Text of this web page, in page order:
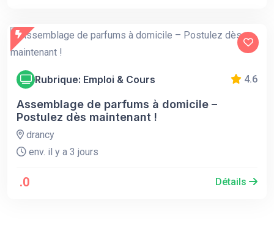
Rubrique: Emploi & Cours 4.6
Assemblage de parfums à domicile –
Postulez dès maintenant !
drancy
env. il y a 3 jours
.0 Détails